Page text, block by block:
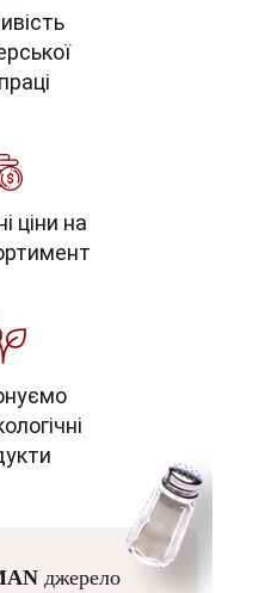
ціни на
джерело